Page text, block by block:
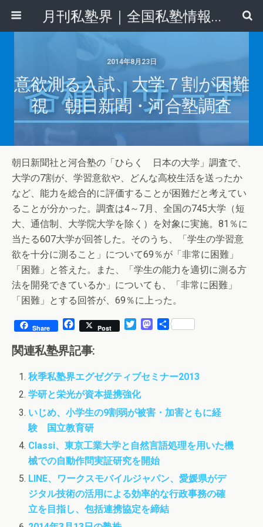
月刊私塾界｜全国私塾情報センター
2014年8月23日
意欲測る入試、大学７割が困難
視 朝日新聞・河合塾調査
朝日新聞社と河合塾の「ひらく 日本の大学」調査で、
大学の7割が、学習意欲や、どんな高校生活を送ったか
など、能力を総合的に評価することが困難だと考えてい
ることが分かった。調査は4～7月、全国の745大学（短
大、通信制、大学院大学を除く）を対象に実施。81％に
当たる607大学が回答した。そのうち、「学生の学習意
欲を十分に測ること」について69％が「非常に困難」
「困難」と答えた。また、「学生の能力を適切に測る方
法を開発できているか」についても、「非常に困難」
「困難」とする回答が、69％に上った。
Share
F
c
e
o
o
k
Post
t
e
r
M
o
d
n
共
関連私塾界記事:
秋季私塾界エグゼグティブセミナー2013
学研と栄光が資本提携強化
いじめ、小学生の9割弱が被害・加害ともに経
験 国立教育研
Classi、東京工業大学と自然言語処理を用いた機
械での自動作問実証研究を開始
LINE、ワークスモバイルジャパン、愛媛県がデ
ジタル技術の活用による効率的な行政事務の確
立を目指し、包括連携協定を締結